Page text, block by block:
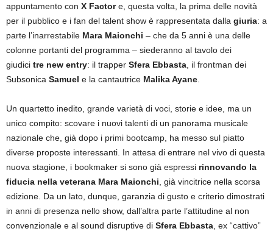
appuntamento con X Factore, questa volta, la prima delle novità
per il pubblico e i fan del talent show è rappresentata dalla giuria: a
parte l’inarrestabile Mara Maionchi – che da 5 anni è una delle
colonne portanti del programma – siederanno al tavolo dei
giudici tre new entry: il trapper Sfera Ebbasta , il frontman dei
Subsonica Samuel e la cantautrice Malika Ayane
Un quartetto inedito, grande varietà di voci, storie e idee, ma un
unico compito: scovare i nuovi talenti di un panorama musicale
nazionale che, già dopo i primi bootcamp, ha messo sul piatto
diverse proposte interessanti. In attesa di entrare nel vivo di questa
nuova stagione, i bookmaker si sono già espressi rinnovando la
fiducia nella veterana Mara Maionchi , già vincitrice nella scorsa
edizione. Da un lato, dunque, garanzia di gusto e criterio dimostrati
in anni di presenza nello show, dall’altra parte l’attitudine al non
convenzionale e al sound disruptive di Sfera Ebbasta , ex “cattivo”